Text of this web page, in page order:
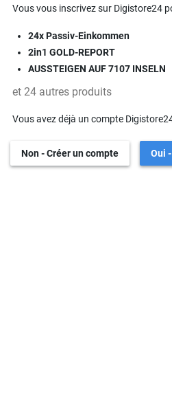
Vous vous inscrivez sur Digistore24
24x Passiv-Einkommen
2in1 GOLD-REPORT
AUSSTEIGEN AUF 7107 INSELN
et 24 autres produits
Vous avez déjà un compte
Non - Créer un compte Oui